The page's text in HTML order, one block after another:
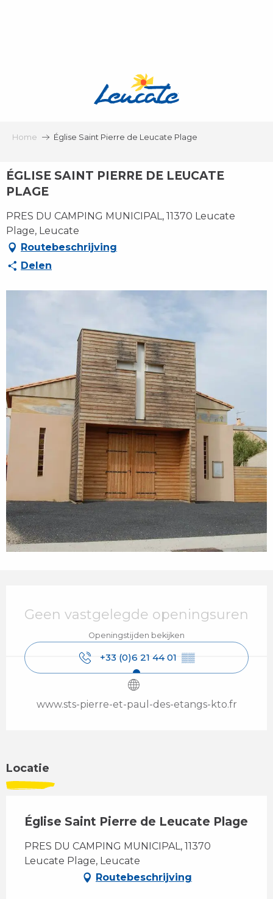
Home Église Saint Pierre de Leucate Plage
ÉGLISE SAINT PIERRE DE LEUCATE
PLAGE
PRES DU CAMPING MUNICIPAL, 11370 Leucate
Plage, Leucate
Routebeschrijving
Delen
Geen vastgelegde openingsuren
Openingstijden bekijken
+33 (0)6 21 44 01 ▒▒
www.sts-pierre-et-paul-des-etangs-kto.fr
Locatie
Église Saint Pierre de Leucate Plage
PRES DU CAMPING MUNICIPAL, 11370
Leucate Plage, Leucate
Routebeschrijving